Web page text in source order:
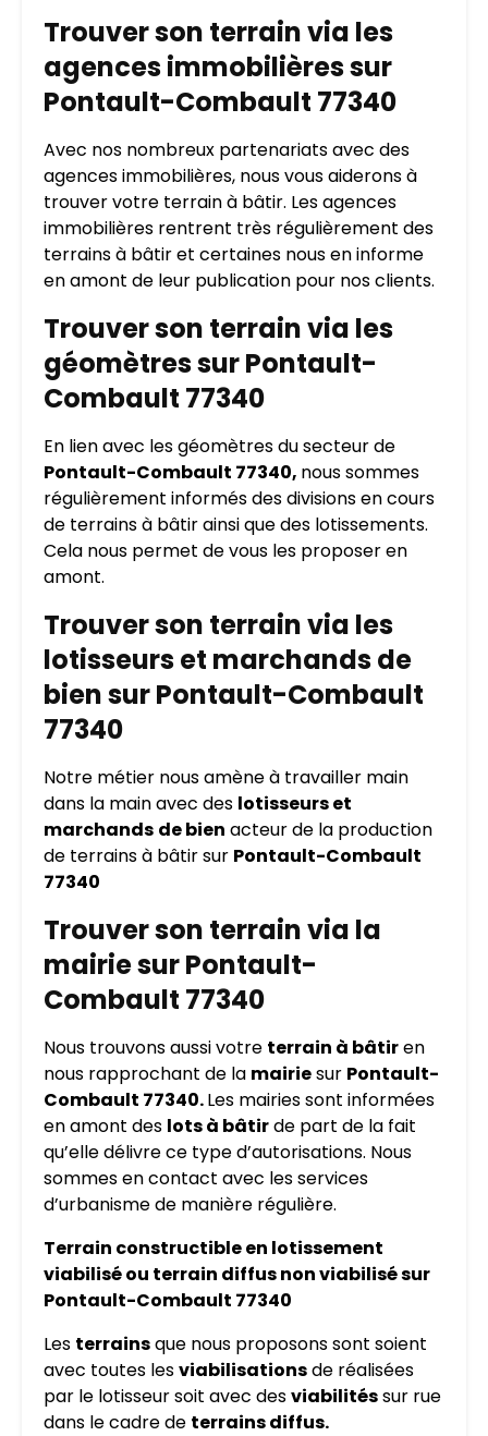
Trouver son terrain via les
agences immobilières sur
Pontault-Combault 77340
Avec nos nombreux partenariats avec des
agences immobilières, nous vous aiderons à
trouver votre terrain à bâtir. Les agences
immobilières rentrent très régulièrement des
terrains à bâtir et certaines nous en informe
en amont de leur publication pour nos clients.
Trouver son terrain via les
géomètres sur Pontault-
Combault 77340
En lien avec les géomètres du secteur de
Pontault-Combault 77340, nous sommes
régulièrement informés des divisions en cours
de terrains à bâtir ainsi que des lotissements.
Cela nous permet de vous les proposer en
amont.
Trouver son terrain via les
lotisseurs et marchands de
bien sur Pontault-Combault
77340
Notre métier nous amène à travailler main
dans la main avec des lotisseurs et
marchands de bien acteur de la production
de terrains à bâtir sur Pontault-Combault
77340
Trouver son terrain via la
mairie sur Pontault-
Combault 77340
Nous trouvons aussi votre terrain à bâtiren
nous rapprochant de la mairiesur Pontault-
Combault 77340.Les mairies sont informées
en amont des lots à bâtirde part de la fait
qu’elle délivre ce type d’autorisations. Nous
sommes en contact avec les services
d’urbanisme de manière régulière.
Terrain constructible en lotissement
viabilisé ou terrain diffus non viabilisé sur
Pontault-Combault 77340
Les terrainsque nous proposons sont soient
avec toutes lesviabilisationsde réalisées
par le lotisseur soit avec desviabilitéssur rue
dans le cadre de terrains diffus.